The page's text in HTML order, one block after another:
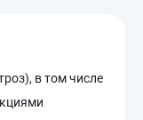
в том числе